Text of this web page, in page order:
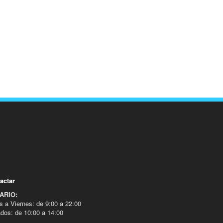
a Viernes: de 9:00 a 22:00
de 10:00 a 14:00